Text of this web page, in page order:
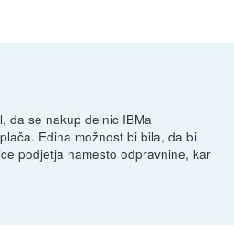
da se nakup delnic IBMa
Edina možnost bi bila, da bi
podjetja namesto odpravnine, kar